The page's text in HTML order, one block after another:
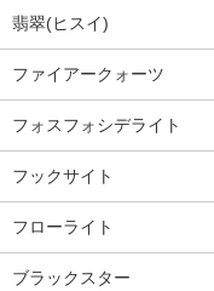
翡翠(ヒスイ)
ファイアークォーツ
フォスフォシデライト
フックサイト
フローライト
ブラックスター